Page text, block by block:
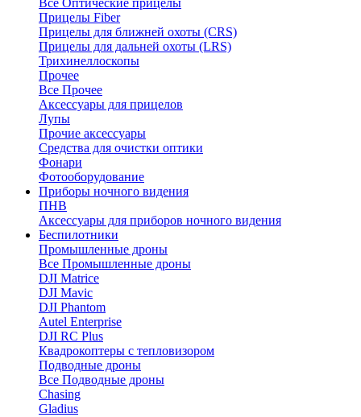
Все Оптические прицелы
Прицелы Fiber
Прицелы для ближней охоты (CRS)
Прицелы для дальней охоты (LRS)
Трихинеллоскопы
Прочее
Все Прочее
Аксессуары для прицелов
Лупы
Прочие аксессуары
Средства для очистки оптики
Фонари
Фотооборудование
Приборы ночного видения
ПНВ
Аксессуары для приборов ночного видения
Беспилотники
Промышленные дроны
Все Промышленные дроны
DJI Matrice
DJI Mavic
DJI Phantom
Autel Enterprise
DJI RC Plus
Квадрокоптеры с тепловизором
Подводные дроны
Все Подводные дроны
Chasing
Gladius